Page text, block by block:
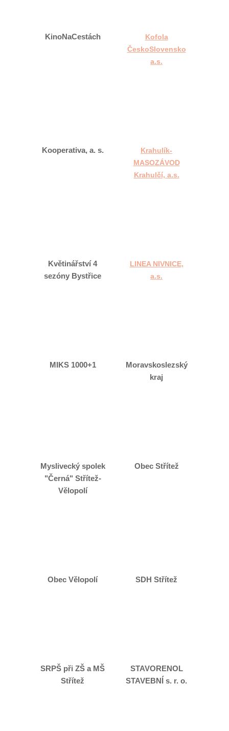
KinoNaCestách
Kofola
ČeskoSlovensko
a.s.
Kooperativa, a. s.
Krahulík-
MASOZÁVOD
Krahulčí, a.s.
Květinářství 4
sezóny Bystřice
LINEA NIVNICE,
a.s.
MIKS 1000+1
Moravskoslezský
kraj
Myslivecký spolek
"Černá" Střítež-
Vělopolí
Obec Střítež
Obec Vělopolí SDH Střítež
SRPŠ při ZŠ a MŠ
Střítež
STAVORENOL
STAVEBNÍ s. r. o.